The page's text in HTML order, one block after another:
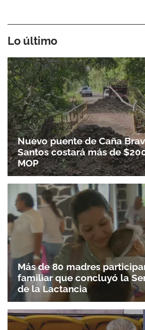
Gracias por suscribirte a
Lo último
Nuevo puente de Caña
Santos costará más de
MOP
Más de 80 madres
familiar que concluyó la
de la Lactancia